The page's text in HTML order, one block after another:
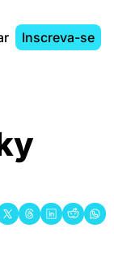
Inscreva-se